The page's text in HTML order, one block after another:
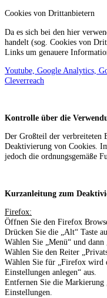
Cookies von Drittanbietern
Da es sich bei den hier
handelt (sog. Cookies von
Links um genauere
Youtube, Google Analytics,
Cleverreach
Kontrolle über die
Der Großteil der verbreiteten
Deaktivierung von Cookies.
jedoch die ordnungsgemäße
Kurzanleitung zum
Firefox:
Öffnen Sie den Firefox
Drücken Sie die „Alt“ Taste
Wählen Sie „Menü“ und
Wählen Sie den Reiter
Wählen Sie für „Firefox wird
Einstellungen anlegen“ aus.
Entfernen Sie die Markierung
Einstellungen.